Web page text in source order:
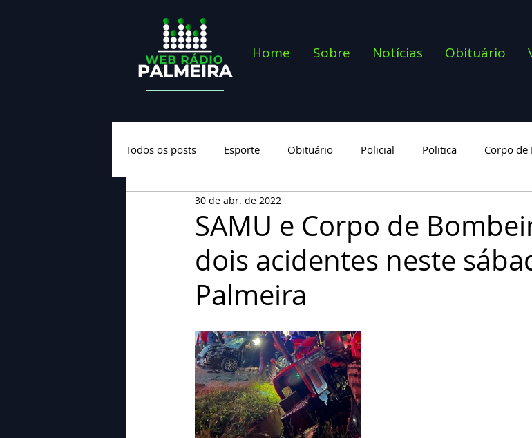
Home Sobre Notícias Obituário
Todos os posts Esporte Obituário Policial Politica Corpo
Geral Nova categoria
SAMU e Corpo de
dois acidentes neste
Palmeira
30 de abr. de 2022